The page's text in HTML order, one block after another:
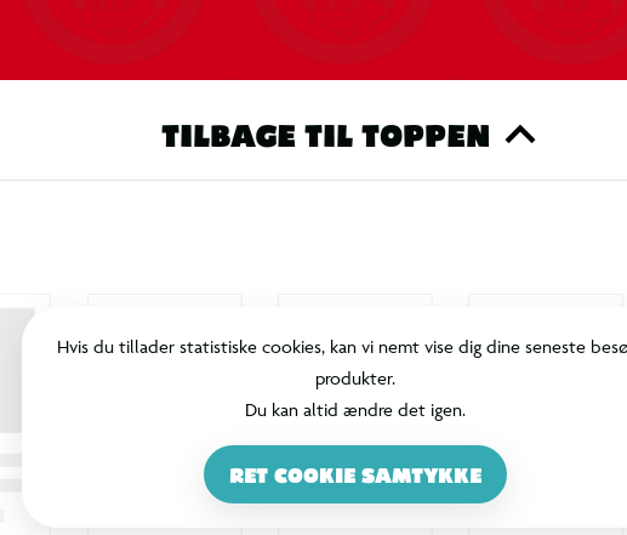
TILBAGE TIL TOPPEN
Hvis du tillader statistiske cookies, kan vi nemt vise dig dine seneste
produkter.
Du kan altid ændre det igen.
RET COOKIE SAMTYKKE